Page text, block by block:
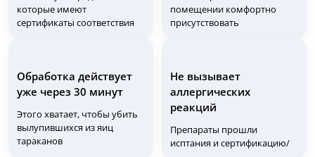
которые имеют
сертификаты соответствия
помещении комфортно
присутствовать
Обработка действует
уже через 30 минут
Этого хватает, чтобы убить
вылупившихся из яиц
тараканов
Не вызывает
аллергических
реакций
Препараты прошли
исптания и сертификацию/